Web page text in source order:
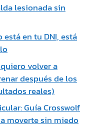
lesionada sin
en tu DNI, está
volver a
después de los
reales)
Guía Crosswolf
moverte sin miedo